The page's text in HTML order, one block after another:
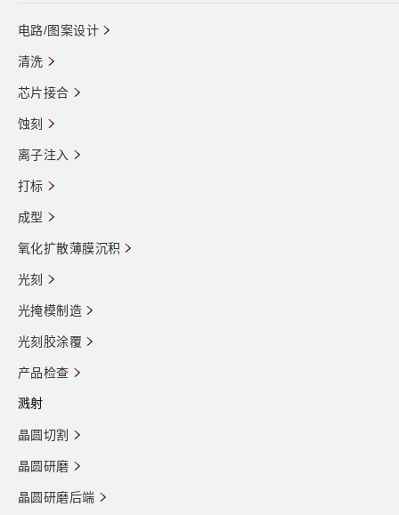
电路/图案设计
清洗
芯片接合
蚀刻
离子注入
打标
成型
氧化扩散薄膜沉积
光刻
光掩模制造
光刻胶涂覆
产品检查
溅射
晶圆切割
晶圆研磨
晶圆研磨后端